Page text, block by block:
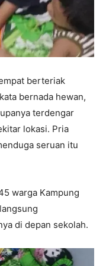
berteriak
bernada hewan,
terdengar
lokasi. Pria
seruan itu
warga Kampung
di depan sekolah.